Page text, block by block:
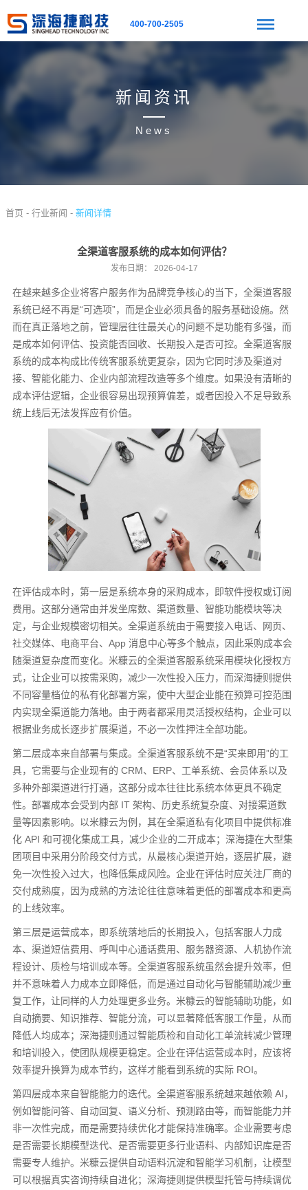
400-700-2505
新闻资讯
News
首页 - 行业新闻 - 新闻详情
全渠道客服系统的成本如何评估？
发布日期： 2026-04-17
在越来越多企业将客户服务作为品牌竞争核心的当下，全渠道客服
系统已经不再是“可选项”，而是企业必须具备的服务基础设施。然
而在真正落地之前，管理层往往最关心的问题不是功能有多强，而
是成本如何评估、投资能否回收、长期投入是否可控。全渠道客服
系统的成本构成比传统客服系统更复杂，因为它同时涉及渠道对
接、智能化能力、企业内部流程改造等多个维度。如果没有清晰的
成本评估逻辑，企业很容易出现预算偏差，或者因投入不足导致系
统上线后无法发挥应有价值。
在评估成本时，第一层是系统本身的采购成本，即软件授权或订阅
费用。这部分通常由并发坐席数、渠道数量、智能功能模块等决
定，与企业规模密切相关。全渠道系统由于需要接入电话、网页、
社交媒体、电商平台、App 消息中心等多个触点，因此采购成本会
随渠道复杂度而变化。米糠云的全渠道客服系统采用模块化授权方
式，让企业可以按需采购，减少一次性投入压力，而深海捷则提供
不同容量档位的私有化部署方案，使中大型企业能在预算可控范围
内实现全渠道能力落地。由于两者都采用灵活授权结构，企业可以
根据业务成长逐步扩展渠道，不必一次性押注全部功能。
第二层成本来自部署与集成。全渠道客服系统不是“买来即用”的工
具，它需要与企业现有的 CRM、ERP、工单系统、会员体系以及
多种外部渠道进行打通，这部分成本往往比系统本体更具不确定
性。部署成本会受到内部 IT 架构、历史系统复杂度、对接渠道数
量等因素影响。以米糠云为例，其在全渠道私有化项目中提供标准
化 API 和可视化集成工具，减少企业的二开成本；深海捷在大型集
团项目中采用分阶段交付方式，从最核心渠道开始，逐层扩展，避
免一次性投入过大，也降低集成风险。企业在评估时应关注厂商的
交付成熟度，因为成熟的方法论往往意味着更低的部署成本和更高
的上线效率。
第三层是运营成本，即系统落地后的长期投入，包括客服人力成
本、渠道短信费用、呼叫中心通话费用、服务器资源、人机协作流
程设计、质检与培训成本等。全渠道客服系统虽然会提升效率，但
并不意味着人力成本立即降低，而是通过自动化与智能辅助减少重
复工作，让同样的人力处理更多业务。米糠云的智能辅助功能，如
自动摘要、知识推荐、智能分流，可以显著降低客服工作量，从而
降低人均成本；深海捷则通过智能质检和自动化工单流转减少管理
和培训投入，使团队规模更稳定。企业在评估运营成本时，应该将
效率提升换算为成本节约，这样才能看到系统的实际 ROI。
第四层成本来自智能能力的迭代。全渠道客服系统越来越依赖 AI，
例如智能问答、自动回复、语义分析、预测路由等，而智能能力并
非一次性完成，而是需要持续优化才能保持准确率。企业需要考虑
是否需要长期模型迭代、是否需要更多行业语料、内部知识库是否
需要专人维护。米糠云提供自动语料沉淀和智能学习机制，让模型
可以根据真实咨询持续自进化；深海捷则提供模型托管与持续调优